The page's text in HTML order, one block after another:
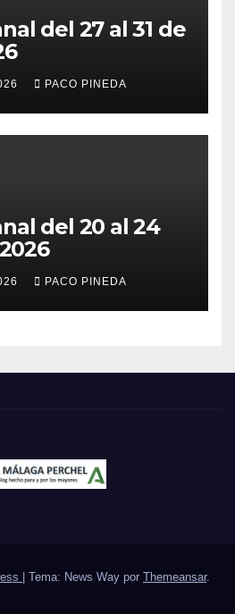
del 27 al 31 de
PACO PINEDA
del 20 al 24
PACO PINEDA
| Tema: News Way por Themeansar.